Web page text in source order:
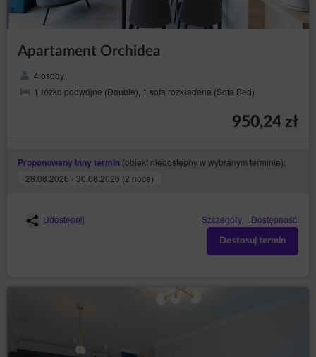
Apartament Orchidea
4 osoby
1 łóżko podwójne (Double), 1 sofa rozkładana (Sofa Bed)
950,24 zł
Proponowany inny termin (obiekt niedostępny w wybranym terminie):
28.08.2026 - 30.08.2026 (2 noce)
Udostępnij Szczegóły Dostępność
Dostosuj termin